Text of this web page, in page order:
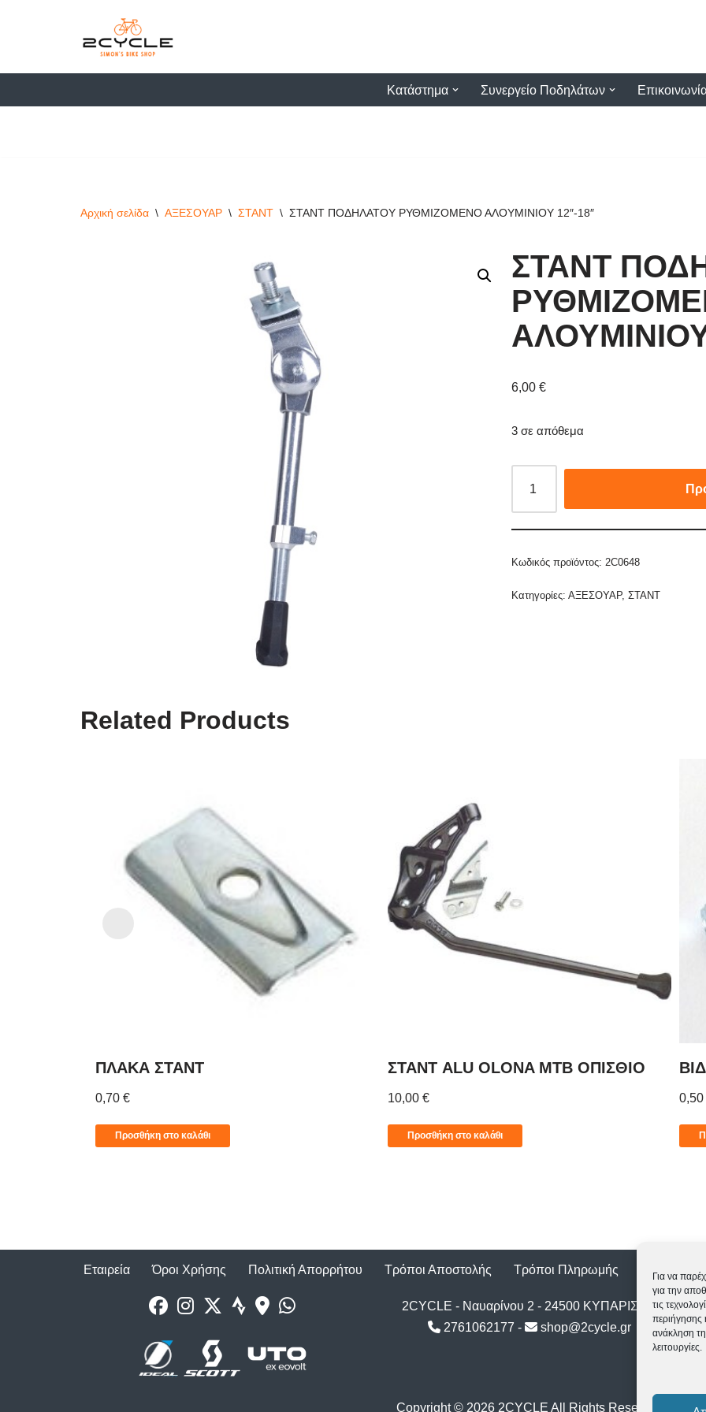
Για να
για την
τις
περιήγησης
ανάκληση
λειτουργίες.
Μεταπηδήστε
Κατάστημα Συνεργείο Ποδηλάτων
Αρχική σελίδα \ ΑΞΕΣΟΥΑΡ \ ΣΤΑΝΤ \ ΣΤΑΝΤ ΠΟΔΗΛΑΤΟΥ ΡΥΘΜΙΖΟΜΕΝΟ ΑΛΟΥΜΙΝΙΟΥ 12″-18″
ΣΤΑΝΤ
6,00€
3 σε απόθεμα
Κωδικός προϊόντος:2C0648
Κατηγορίες:ΑΞΕΣΟΥΑΡ,ΣΤΑΝΤ
Related Products
ΠΛΑΚΑ ΣΤΑΝΤ
0,70€
Προσθήκη στο καλάθι
ΣΤΑΝΤ ALU OLONA MTB ΟΠΙΣΘΙΟ
10,00 €
Προσθήκη στο καλάθι
Εταιρεία Όροι Χρήσης Πολιτική Απορρήτου Τρόποι Αποστολής Τρόποι Πληρωμής Επιστροφές
2CYCLE - Ναυαρίνου 2 - 24500 ΚΥΠΑΡΙΣΣΙΑ
2761062177 - shop@2cycle.gr
Copyright © 2026 2CYCLE All Rights Reserved